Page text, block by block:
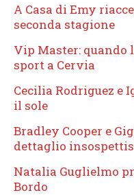
A Casa di Emy
seconda stagione
Vip Master:
sport a Cervia
Cecilia Rodriguez e
il sole
Bradley Cooper e
dettaglio
Natalia Guglielmo
Bordo